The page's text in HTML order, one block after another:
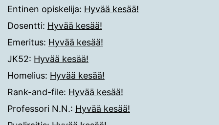
Entinen opiskelija: Hyvää kesää!
Dosentti: Hyvää kesää!
Emeritus: Hyvää kesää!
JK52: Hyvää kesää!
Homelius: Hyvää kesää!
Rank-and-file: Hyvää kesää!
Professori N.N.: Hyvää kesää!